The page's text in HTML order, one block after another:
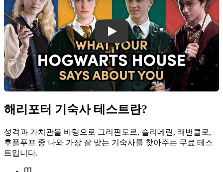
해리포터 기숙사 테스트 소개
해리포터 기숙사 테스트란?
성격과 가치관을 바탕으로 그리핀도르, 슬리데린, 래번클로,
후플푸프 중 나와 가장 잘 맞는 기숙사를 찾아주는 무료 테스
트입니다.